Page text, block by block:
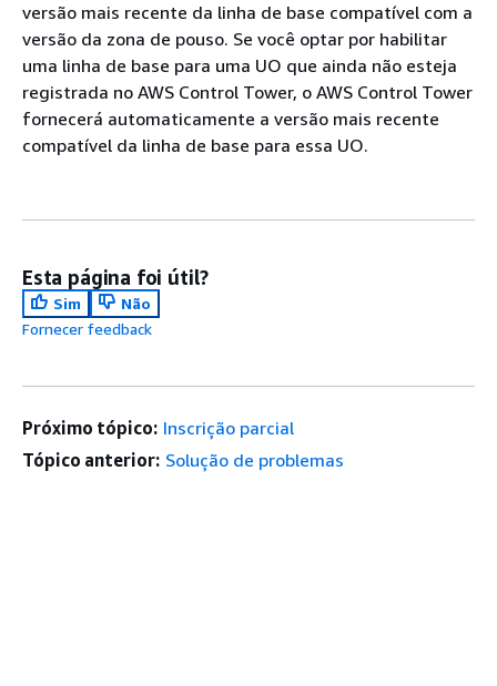
versão mais recente da linha de base compatível com a
versão da zona de pouso. Se você optar por habilitar
uma linha de base para uma UO que ainda não esteja
registrada no AWS Control Tower, o AWS Control Tower
fornecerá automaticamente a versão mais recente
compatível da linha de base para essa UO.
Esta página foi útil?
Sim
Não
Fornecer feedback
Próximo tópico: Inscrição parcial
Tópico anterior: Solução de problemas